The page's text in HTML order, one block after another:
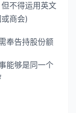
不得运用英文
商会)
奉告持股份额
能够是同一个